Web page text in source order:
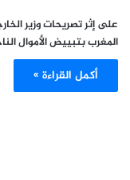
على إثر تصريحات وزير
المغرب بتبييض الأموال
أكمل القراءة »